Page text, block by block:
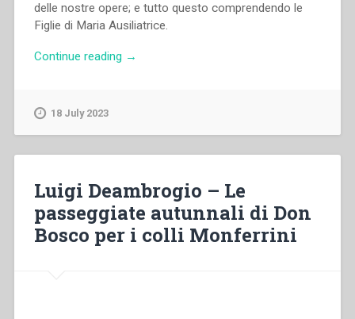
delle nostre opere; e tutto questo comprendendo le
Figlie di Maria Ausiliatrice.
Continue reading “Félix
salesiani
della
Spagna”
→
18 July 2023
Luigi Deambrogio – Le
passeggiate autunnali di Don
Bosco per i colli Monferrini